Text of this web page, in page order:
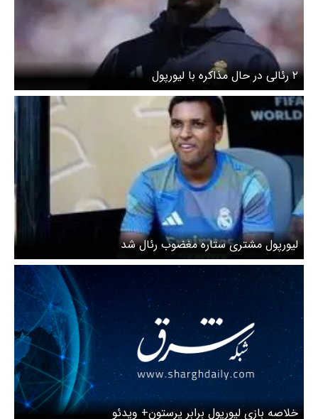
۲ رئالی در حال مذاکره با لیورپول
لیورپول مشتری ستاره مغضوب رئال شد
خلاصه بازی لیورپول برابر پرستون+ ویدئو